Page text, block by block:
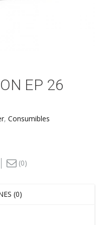
EP 26
, Consumibles
(0)
(0)